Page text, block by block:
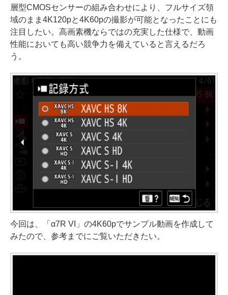
層型CMOSセンサーの組み合わせにより、フルサイズ領
域のまま4K120pと4K60pの撮影が可能となったことにも
注目したい。高画素機ならではの充実した仕様で、動画
性能においても高い競争力を備えていると言えるだろ
う。
今回は、「α7R VI」の4K60pでサンプル動画を作成して
みたので、参考までにご覧いただきたい。